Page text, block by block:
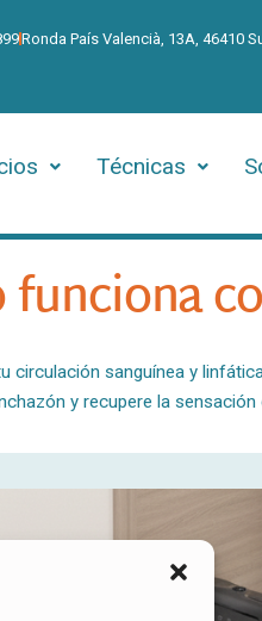
Ronda País Valencià, 13A, 46410
Técnicas
sanguínea y
y recupere la